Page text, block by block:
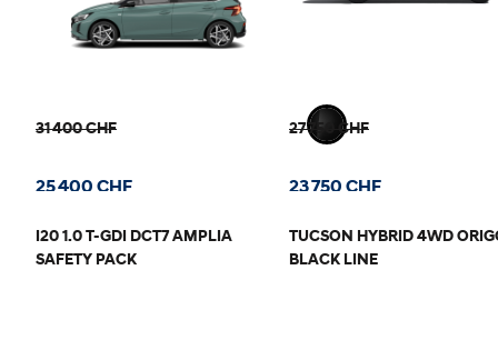
31 400 CHF
25 400 CHF
27 750 CHF
23 750 CHF
I20 1.0 T-GDI DCT7 AMPLIA
SAFETY PACK
TUCSON HYBRID 4WD
BLACK LINE